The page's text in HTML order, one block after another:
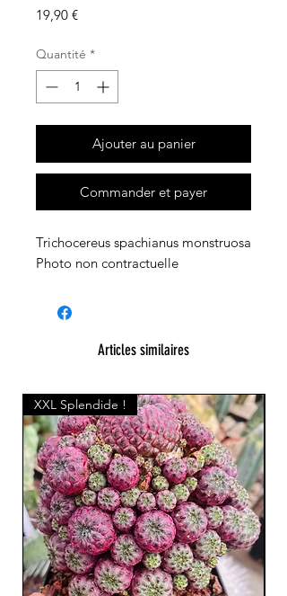
19,90 €Prix
Quantité *
Ajouter au panier
Commander et payer
Trichocereus spachianus monstruosa
Photo non contractuelle
Articles similaires
XXL Splendide !